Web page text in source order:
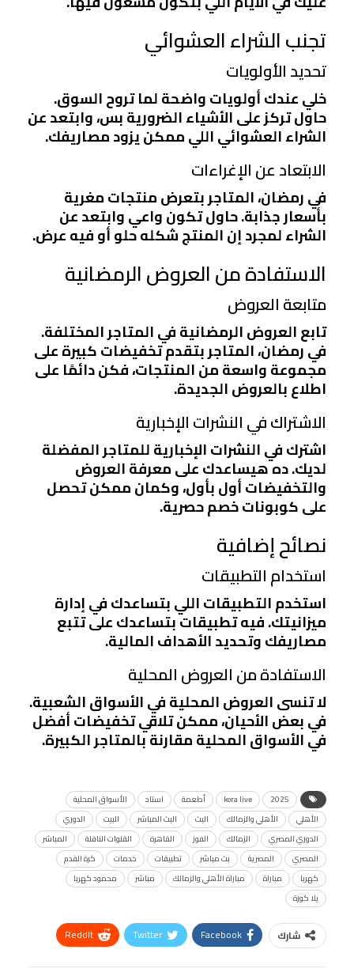
تجنب الشراء العشوائي
تحديد الأولويات
خلي عندك أولويات واضحة لما تروح السوق.
حاول تركز على الأشياء الضرورية بس، وابتعد عن
الشراء العشوائي اللي ممكن يزود مصاريفك.
الابتعاد عن الإغراءات
في رمضان، المتاجر بتعرض منتجات مغرية
بأسعار جذابة. حاول تكون واعي وابتعد عن
الشراء لمجرد إن المنتج شكله حلو أو فيه عرض.
الاستفادة من العروض الرمضانية
متابعة العروض
تابع العروض الرمضانية في المتاجر المختلفة.
في رمضان، المتاجر بتقدم تخفيضات كبيرة على
مجموعة واسعة من المنتجات، فكن دائمًا على
اطلاع بالعروض الجديدة.
الاشتراك في النشرات الإخبارية
اشترك في النشرات الإخبارية للمتاجر المفضلة
لديك. ده هيساعدك على معرفة العروض
والتخفيضات أول بأول، وكمان ممكن تحصل
على كوبونات خصم حصرية.
نصائح إضافية
استخدام التطبيقات
استخدم التطبيقات اللي بتساعدك في إدارة
ميزانيتك. فيه تطبيقات بتساعدك على تتبع
مصاريفك وتحديد الأهداف المالية.
الاستفادة من العروض المحلية
لا تنسى العروض المحلية في الأسواق الشعبية.
في بعض الأحيان، ممكن تلاقي تخفيضات أفضل
في الأسواق المحلية مقارنة بالمتاجر الكبيرة.
2025
kora live أطعمة استاد
الأسواق المحلية
الأهلي
الأهلي والزمالك البث البث المباشر البيت
الدوري
الدوري المصري
الزمالك الفوز القاهرة القنوات الناقلة
المباشر
المصري
المصرية بث مباشر تطبيقات خدمات
كرة القدم
كهربا
مباراة مباراة الأهلي والزمالك مباشر
محمود كهربا
يلا كورة
شارك Facebook
Twitter
ReddIt